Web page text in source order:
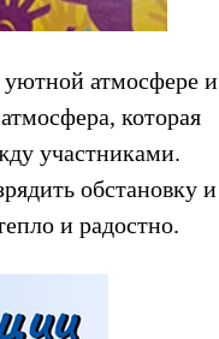
уютной атмосфере и
которая
участниками.
обстановку и
и радостно.